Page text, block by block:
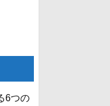
6つの